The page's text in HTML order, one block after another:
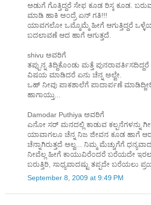
ಅಡುಗೆ ಗೊತ್ತಿದ್ದರೆ ಸೇಫ ಕೂಡ ರಿಸ್ಕ ಕೂಡ.
ಮಾಡಿ ಹಾಕಿ ಅಂದ್ರೆ ಏನ್ ಗತಿ!!!
ಯಾವಗಲೋ ಒಮ್ಮೊಮ್ಮೆ ಹೀಗೆ ಆಗುತ್ತಿದ್ದರೆ
ಬದಲಾವಣೆ ಆದ ಹಾಗೆ ಆಗುತ್ತದೆ.
shivu ಅವರಿಗೆ
ತಪ್ಪುನ್ನ ತಿದ್ದಿಕೊಂಡು ಮತ್ತೆ ಪುನರಾವರ್ತಿಸದಿದ್ದರೆ
ವಿಷಯ ಮಾಡಿದರೆ ಏನು ಚೆನ್ನ ಅಲ್ವೇ.
ಒಹ್ ನೀವು ಪಾಕಶಾಲೆಗೆ ಪಾದಾರ್ಪಣೆ
ಹಾಗಾಯ್ತು...
Damodar Puthiya ಅವರಿಗೆ
ಎನೋ ಸರ್ ಮನದಲ್ಲಿ ಕಾಡುವ ಕಲ್ಪನೆಗಳನ್ನು
ಯಾವಾಗಲೂ ಚೆನ್ನ ನಿಜ ಜೀವನ ಕೂಡ ಹಾಗೆ
ಚೆನ್ನಾಗಿರುತ್ತದೆ ಅಲ್ವ... ನಿಮ್ಮ ಮೆಚ್ಚುಗೆಗೆ
ನೀವೆಲ್ಲ ಹೀಗೆ ಕಾಯುವಿರೆಂದರೆ ಬರೆಯದೇ
ಬರುತ್ತಿರಿ, ಸಾಧ್ಯವಾದಷ್ಟು ತಪ್ಪದೇ ಬರೆಯಲು
September 8, 2009 at 9:49 PM